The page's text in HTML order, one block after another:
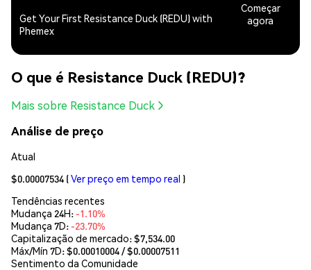
Get Your First Resistance Duck (REDU) with
Phemex
Começar
agora
O que é Resistance Duck (REDU)?
Mais sobre Resistance Duck
Análise de preço
Atual
$0.00007534 (Ver preço em tempo real )
Tendências recentes
Mudança 24H: -1.10%
Mudança 7D: -23.70%
Capitalização de mercado:$7,534.00
Máx/Mín 7D: $0.00010004/ $0.00007511
Sentimento da Comunidade